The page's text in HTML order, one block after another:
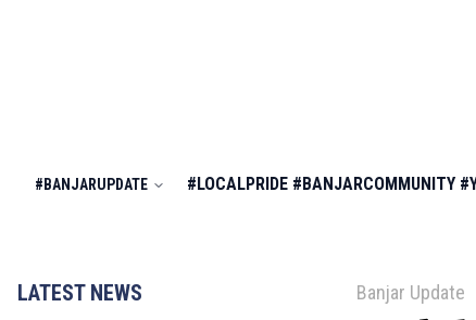
#BANJARUPDATE #LOCALPRIDE #BANJARCOMMUNITY
LATEST NEWS Banjar Update